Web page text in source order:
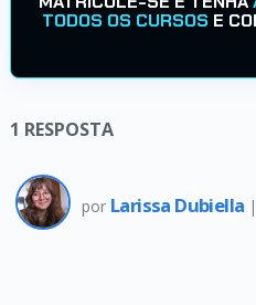
TODOS OS CURSOS E
1 RESPOSTA
por Larissa Dubiella |